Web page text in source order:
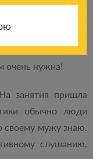
Потому что не
А на самом деле
очень нужна!
занятия пришла
обычно люди
своему мужу знаю.
слушанию,